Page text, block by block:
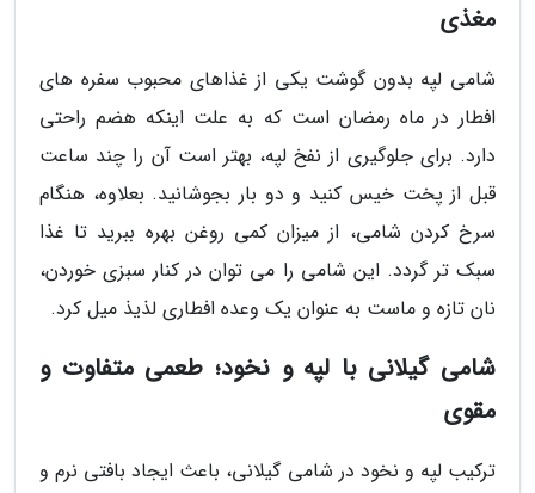
مغذی
شامی لپه بدون گوشت یکی از غذاهای محبوب سفره های
افطار در ماه رمضان است که به علت اینکه هضم راحتی
دارد. برای جلوگیری از نفخ لپه، بهتر است آن را چند ساعت
قبل از پخت خیس کنید و دو بار بجوشانید. بعلاوه، هنگام
سرخ کردن شامی، از میزان کمی روغن بهره ببرید تا غذا
سبک تر گردد. این شامی را می توان در کنار سبزی خوردن،
نان تازه و ماست به عنوان یک وعده افطاری لذیذ میل کرد.
شامی گیلانی با لپه و نخود؛ طعمی متفاوت و
مقوی
ترکیب لپه و نخود در شامی گیلانی، باعث ایجاد بافتی نرم و